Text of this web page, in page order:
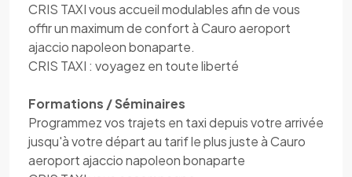
CRIS TAXI vous accueil modulables afin de vous
offir un maximum de confort à Cauro aeroport
ajaccio napoleon bonaparte.
CRIS TAXI : voyagez en toute liberté
Formations / Séminaires
Programmez vos trajets en taxi depuis votre arrivée
jusqu'à votre départ au tarif le plus juste à Cauro
aeroport ajaccio napoleon bonaparte